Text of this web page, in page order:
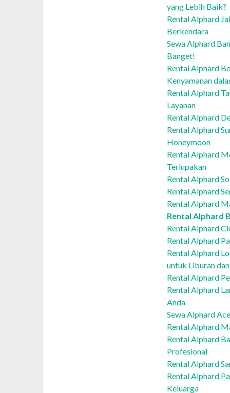
yang Lebih Baik?
Rental Alphard
Berkendara
Sewa Alphard
Banget!
Rental Alphard
Kenyamanan
Rental Alphard
Layanan
Rental Alphard
Rental Alphard
Honeymoon
Rental Alphard
Terlupakan
Rental Alphard
Rental Alphard
Rental Alphard
Rental Alphard
Rental Alphard
Rental Alphard
Rental Alphard
untuk Liburan
Rental Alphard
Rental Alphard
Anda
Sewa Alphard
Rental Alphard
Rental Alphard
Profesional
Rental Alphard
Rental Alphard
Keluarga